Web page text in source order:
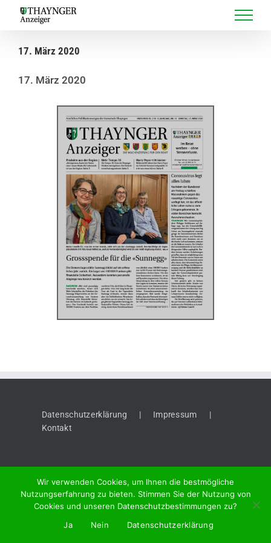
17. März 2020
17. März 2020
Datenschutzerklärung
Impressum
Kontakt
2026 "Thaynger Anzeiger", Meier + Cie AG, Vordergasse 58, 8201
Schaffhausen
Wir verwenden Cookies, um Ihnen die bestmögliche
Nutzungserfahrung zu bieten. Stimmen Sie der Nutzung von
Cookies und unseren Datenschutzbestimmungen zu?
Ja
Nein Datenschutzerklärung